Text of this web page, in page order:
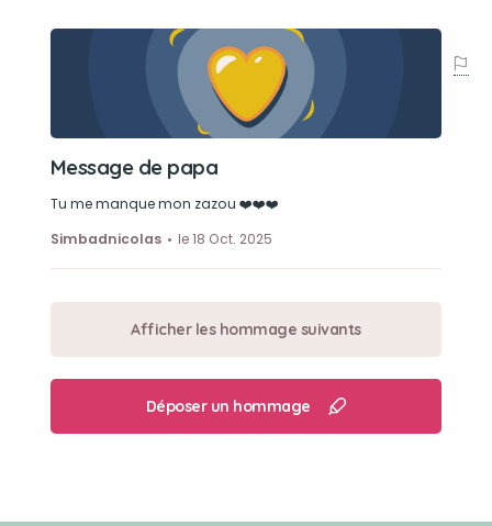
Message de papa
Tu me manque mon zazou ❤️❤️❤️
Simbadnicolas
le 18 Oct. 2025
Afficher les hommage suivants
Déposer un hommage